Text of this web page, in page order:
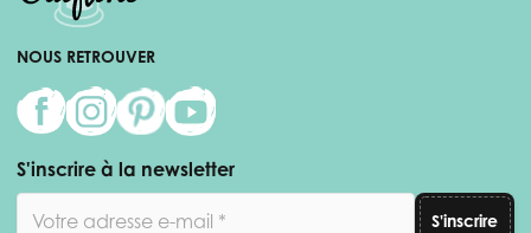
NOUS RETROUVER
S'inscrire à la newsletter
S'inscrire